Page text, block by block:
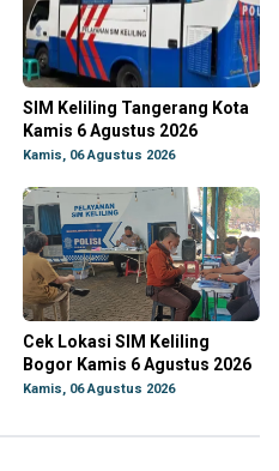
SIM Keliling Tangerang Kota
Kamis 6 Agustus 2026
Kamis, 06 Agustus 2026
Cek Lokasi SIM Keliling
Bogor Kamis 6 Agustus 2026
Kamis, 06 Agustus 2026